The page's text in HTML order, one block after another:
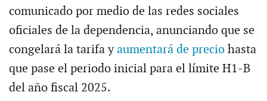
comunicado por medio de las redes sociales
oficiales de la dependencia, anunciando que se
congelará la tarifa yaumentará de preciohasta
que pase el periodo inicial para el límite H1-B
del año fiscal 2025.